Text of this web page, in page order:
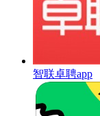
智联卓聘app